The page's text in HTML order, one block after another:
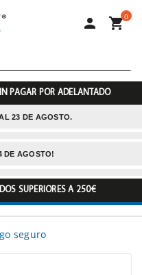
 0
PAGAR POR ADELANTADO
23 DE AGOSTO.
DE AGOSTO!
SUPERIORES A 250€
seguro